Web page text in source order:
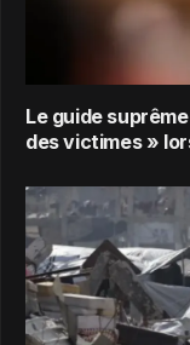
Le guide
des victimes »